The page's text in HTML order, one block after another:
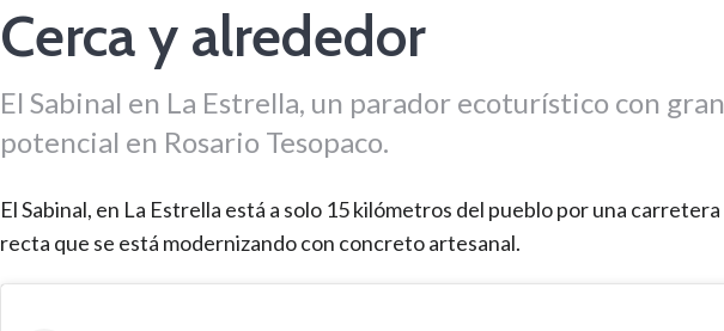
Cerca y alrededor
El Sabinal en La Estrella, un parador ecoturístico con gran
potencial en Rosario Tesopaco.
El Sabinal, en La Estrella está a solo 15 kilómetros del pueblo por una carretera
recta que se está modernizando con concreto artesanal.